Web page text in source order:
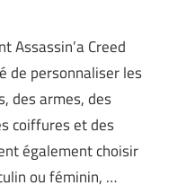
Assassin’a Creed
de personnaliser les
des armes, des
coiffures et des
également choisir
ou féminin, …